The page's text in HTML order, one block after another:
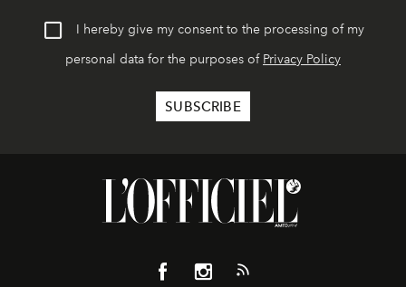
I hereby give my consent to the processing of my
personal data for the purposes of Privacy Policy